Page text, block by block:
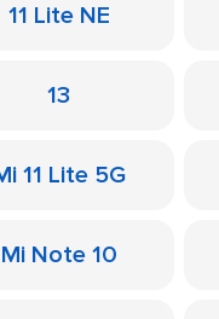
11 Lite NE
13
11 Lite 5G
Mi Note 10